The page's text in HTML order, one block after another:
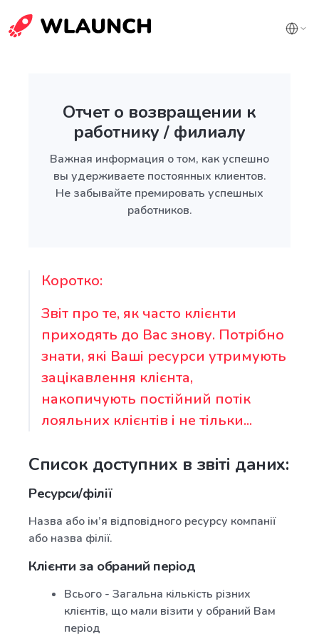
Отчет о возвращении к
работнику / филиалу
Важная информация о том, как успешно
вы удерживаете постоянных клиентов.
Не забывайте премировать успешных
работников.
Коротко:
Звіт про те, як часто клієнти
приходять до Вас знову. Потрібно
знати, які Ваші ресурси утримують
зацікавлення клієнта,
накопичують постійний потік
лояльних клієнтів і не тільки...
Список доступних в звіті даних:
Ресурси/філії
Назва або ім’я відповідного ресурсу компанії
або назва філії.
Клієнти за обраний період
Всього - Загальна кількість різних
клієнтів, що мали візити у обраний Вам
період